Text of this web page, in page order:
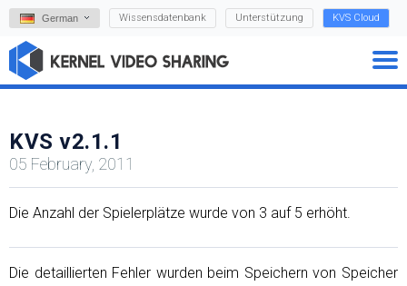
German Wissensdatenbank Unterstützung KVS Cloud
KVS v2.1.1
05 February, 2011
Die Anzahl der Spielerplätze wurde von 3 auf 5 erhöht.
Die detaillierten Fehler wurden beim Speichern von Speicher